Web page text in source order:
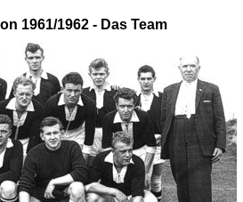
1961/1962 - Das Team